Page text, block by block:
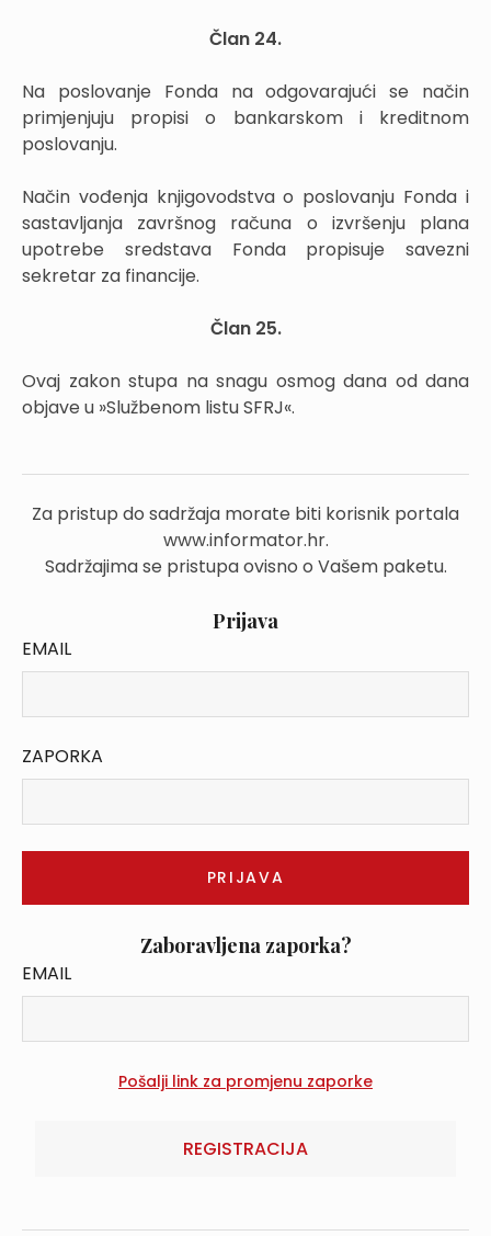
Član 24.
Na poslovanje Fonda na odgovarajući se način
primjenjuju propisi o bankarskom i kreditnom
poslovanju.
Način vođenja knjigovodstva o poslovanju Fonda i
sastavljanja završnog računa o izvršenju plana
upotrebe sredstava Fonda propisuje savezni
sekretar za financije.
Član 25.
Ovaj zakon stupa na snagu osmog dana od dana
objave u »Službenom listu SFRJ«.
Za pristup do sadržaja morate biti korisnik portala
www.informator.hr.
Sadržajima se pristupa ovisno o Vašem paketu.
Prijava
EMAIL
ZAPORKA
Zaboravljena zaporka?
EMAIL
REGISTRACIJA